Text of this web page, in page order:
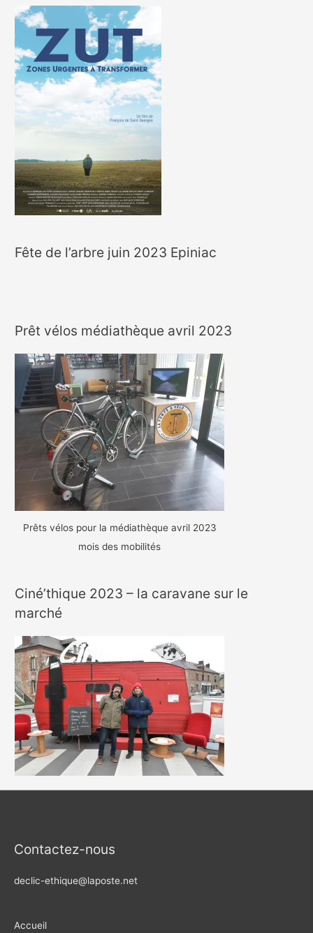
Fête de l’arbre juin 2023 Epiniac
Prêt vélos médiathèque avril 2023
Prêts vélos pour la médiathèque avril 2023
mois des mobilités
Ciné’thique 2023 – la caravane sur le
marché
Contactez-nous
declic-ethique@laposte.net
Accueil